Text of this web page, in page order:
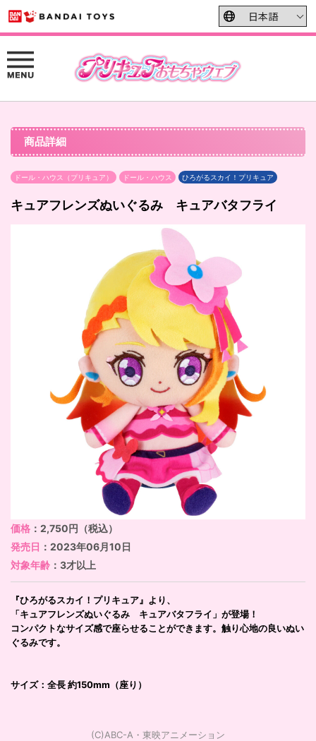
商品詳細
ドール・ハウス（プリキュア） ドール・ハウス ひろがるスカイ！プリキュア
キュアフレンズぬいぐるみ キュアバタフライ
価格 ：2,750円（税込）
発売日 ：2023年06月10日
対象年齢 ：3才以上
『ひろがるスカイ！プリキュア』より、
「キュアフレンズぬいぐるみ キュアバタフライ」が登場！
コンパクトなサイズ感で座らせることができます。触り心地の良いぬい
ぐるみです。
サイズ：全長 約150mm（座り）
(C)ABC-A・東映アニメーション